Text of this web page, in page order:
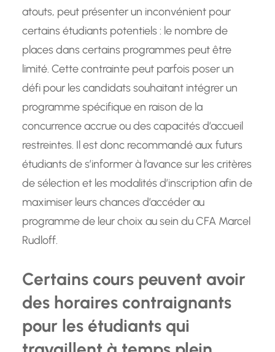
atouts, peut présenter un inconvénient pour
certains étudiants potentiels : le nombre de
places dans certains programmes peut être
limité. Cette contrainte peut parfois poser un
défi pour les candidats souhaitant intégrer un
programme spécifique en raison de la
concurrence accrue ou des capacités d’accueil
restreintes. Il est donc recommandé aux futurs
étudiants de s’informer à l’avance sur les critères
de sélection et les modalités d’inscription afin de
maximiser leurs chances d’accéder au
programme de leur choix au sein du CFA Marcel
Rudloff.
Certains cours peuvent avoir
des horaires contraignants
pour les étudiants qui